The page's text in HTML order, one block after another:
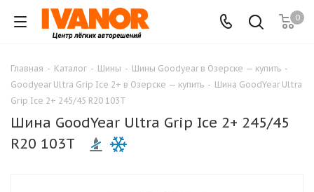
0
Главная - Каталог - Шины - Шины Goodyear в Озерске — купить -
Goodyear Ultra Grip Ice 2+ в Озерске — купить - Шина GoodYear Ultra
Grip Ice 2+ 245/45 R20 103T
Шина GoodYear Ultra Grip Ice 2+ 245/45
R20 103T